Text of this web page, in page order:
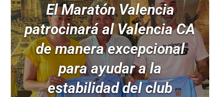
El Maratón Valencia
patrocinará al Valencia CA
de manera excepcional
para ayudar a la
estabilidad del club